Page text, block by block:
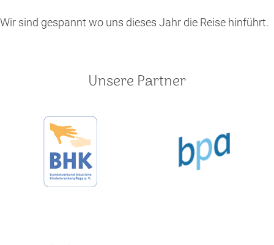
Wir sind gespannt wo uns dieses Jahr die Reise hinführt.
Unsere Partner